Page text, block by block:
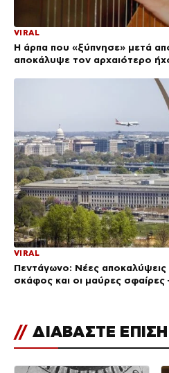
VIRAL
Η άρπα που «ξύπνησε» μετά
αποκάλυψε τον αρχαιότερο
VIRAL
Πεντάγωνο: Νέες αποκαλύψεις
σκάφος και οι μαύρες σφαίρες
// ΔΙΑΒΑΣΤΕ